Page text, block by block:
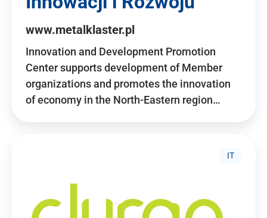
www.metalklaster.pl
Innovation and Development Promotion
Center supports development of Member
organizations and promotes the innovation
of economy in the North-Eastern region…
IT